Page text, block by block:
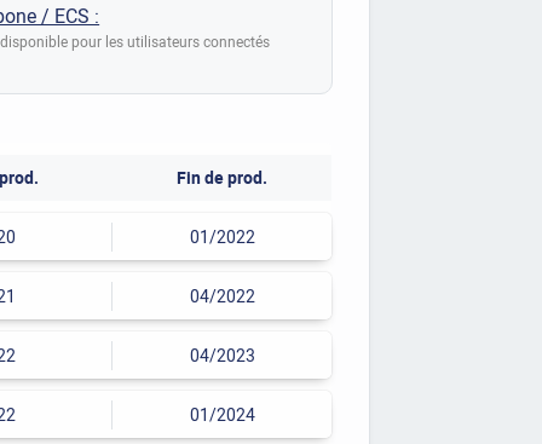
/ ECS :
pour les utilisateurs connectés
Fin de prod.
01/2022
04/2022
04/2023
01/2024